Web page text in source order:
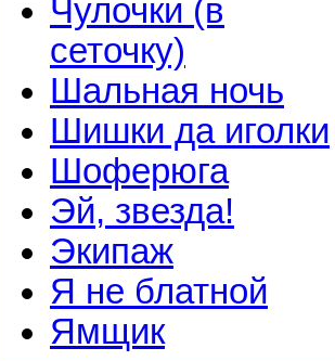
Чулочки (в
сеточку)
Шальная ночь
Шишки да иголки
Шоферюга
Эй, звезда!
Экипаж
Я не блатной
Ямщик